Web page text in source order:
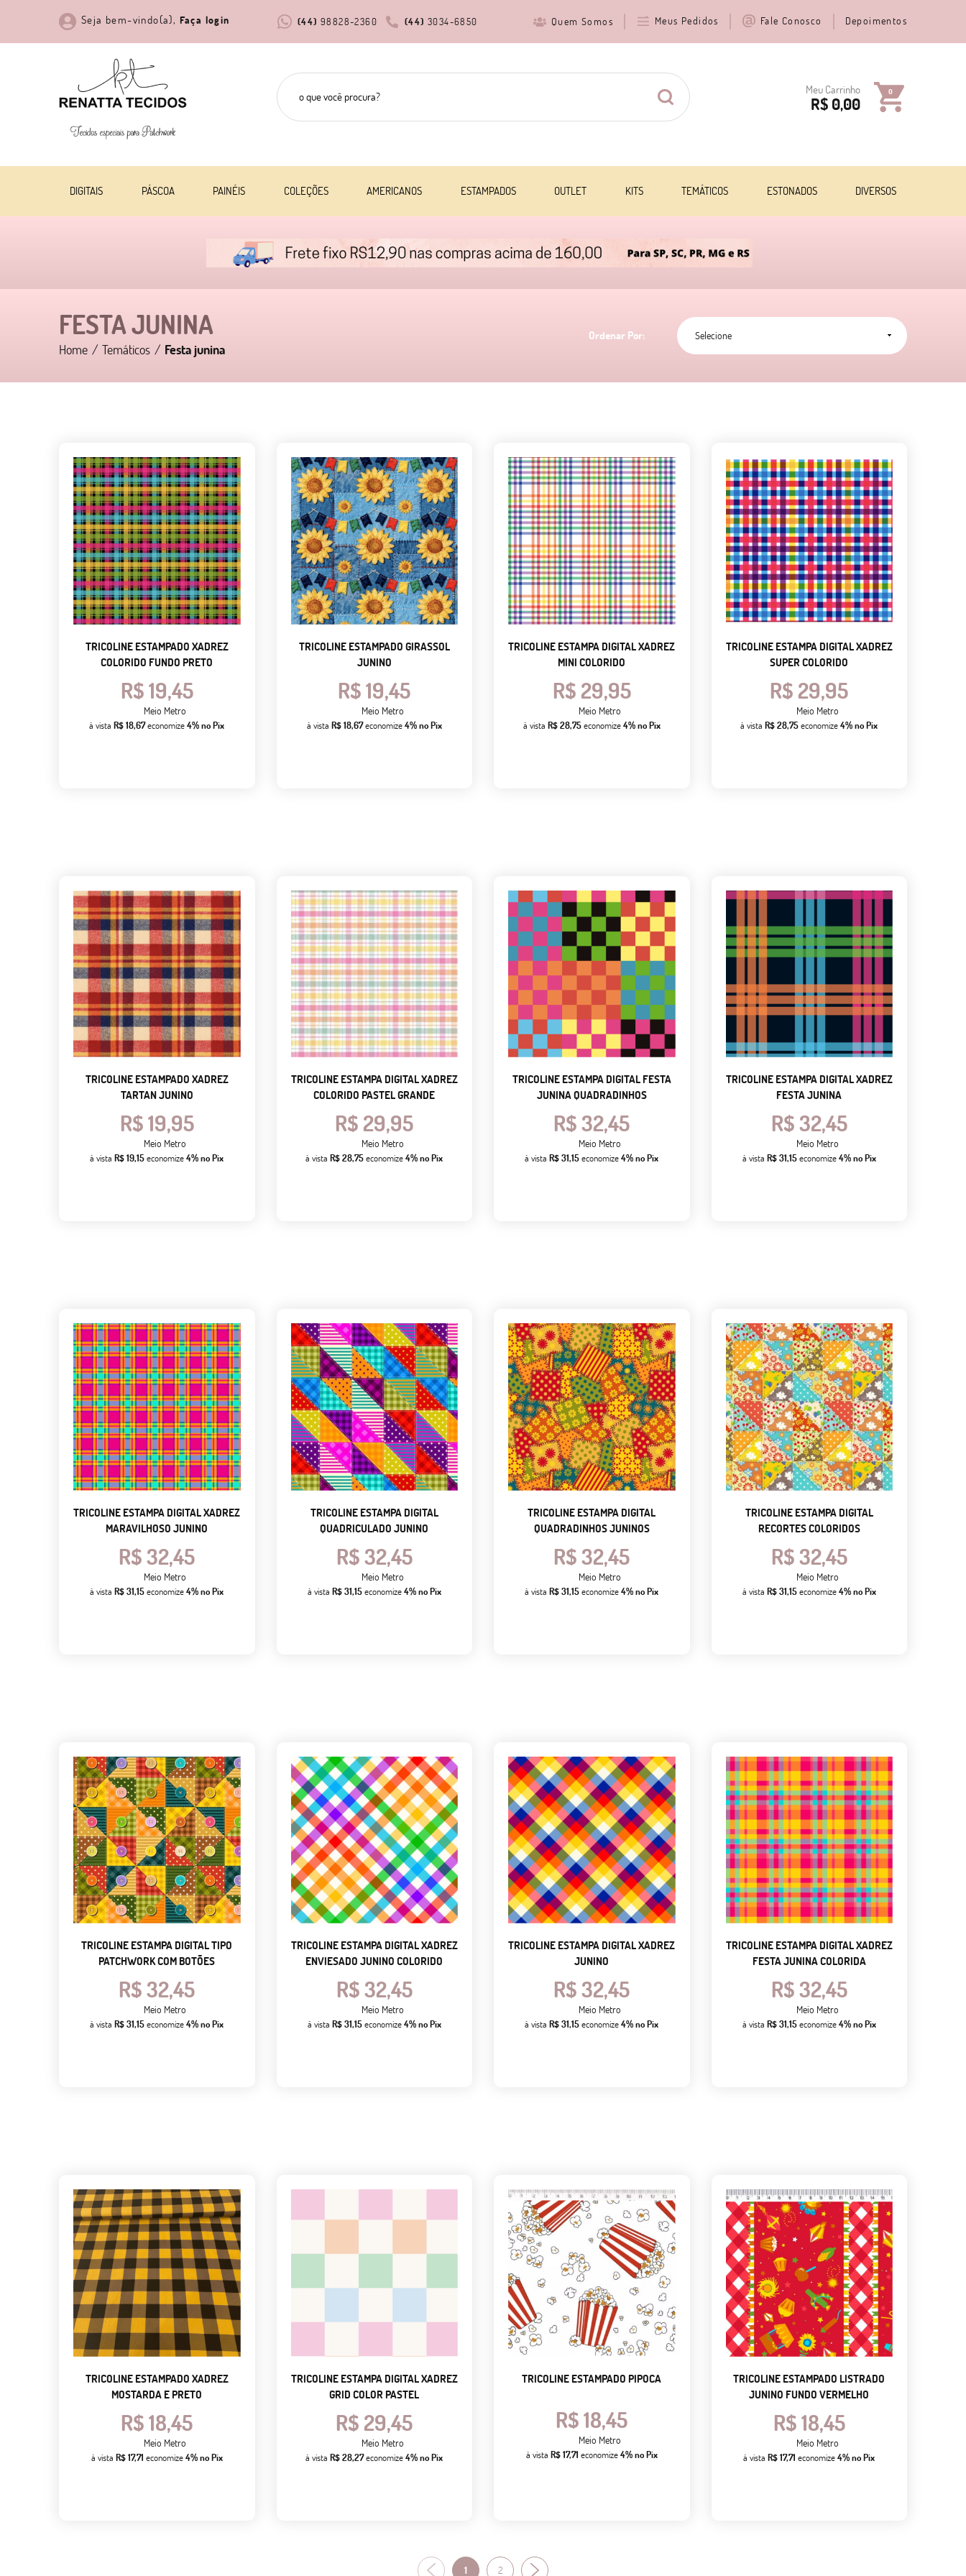
Seja bem-vindo(a), Faça login (44) 3034-6850
(44) 98828-2360 Quem Somos Meus Pedidos Fale Conosco Depoimentos
Meu Carrinho 0
R$ 0,00
DIGITAIS PÁSCOA PAINÉIS COLEÇÕES AMERICANOS ESTAMPADOS OUTLET KITS TEMÁTICOS ESTONADOS DIVERSOS
FESTA JUNINA
Home Temáticos Festa junina
Ordenar Por Selecione
TRICOLINE ESTAMPADO XADREZ
COLORIDO FUNDO PRETO
R$ 19,45
Meio Metro
à vistaR$ 18,67economize4% no Pix
TRICOLINE ESTAMPADO GIRASSOL
JUNINO
R$ 19,45
Meio Metro
à vista R$ 18,67economize4% no Pix
TRICOLINE ESTAMPA DIGITAL XADREZ
MINI COLORIDO
R$ 29,95
Meio Metro
à vista R$ 28,75economize4% no Pix
TRICOLINE ESTAMPA DIGITAL XADREZ
SUPER COLORIDO
R$ 29,95
Meio Metro
à vistaR$ 28,75economize4% no Pix
TRICOLINE ESTAMPADO XADREZ
TARTAN JUNINO
R$ 19,95
Meio Metro
à vistaR$ 19,15economize4% no Pix
TRICOLINE ESTAMPA DIGITAL XADREZ
COLORIDO PASTEL GRANDE
R$ 29,95
Meio Metro
à vistaR$ 28,75economize4% no Pix
TRICOLINE ESTAMPA DIGITAL FESTA
JUNINA QUADRADINHOS
R$ 32,45
Meio Metro
à vistaR$ 31,15economize4% no Pix
TRICOLINE ESTAMPA DIGITAL XADREZ
FESTA JUNINA
R$ 32,45
Meio Metro
à vista R$ 31,15economize4% no Pix
TRICOLINE ESTAMPA DIGITAL XADREZ
MARAVILHOSO JUNINO
R$ 32,45
Meio Metro
à vistaR$ 31,15economize4% no Pix
TRICOLINE ESTAMPA DIGITAL
QUADRICULADO JUNINO
R$ 32,45
Meio Metro
à vista R$ 31,15economize4% no Pix
TRICOLINE ESTAMPA DIGITAL
QUADRADINHOS JUNINOS
R$ 32,45
Meio Metro
à vistaR$ 31,15economize4% no Pix
TRICOLINE ESTAMPA DIGITAL
RECORTES COLORIDOS
R$ 32,45
Meio Metro
à vista R$ 31,15economize4% no Pix
TRICOLINE ESTAMPA DIGITAL TIPO
PATCHWORK COM BOTÕES
R$ 32,45
Meio Metro
à vistaR$ 31,15economize4% no Pix
TRICOLINE ESTAMPA DIGITAL XADREZ
ENVIESADO JUNINO COLORIDO
R$ 32,45
Meio Metro
à vista R$ 31,15economize4% no Pix
TRICOLINE ESTAMPA DIGITAL XADREZ
JUNINO
R$ 32,45
Meio Metro
à vistaR$ 31,15economize4% no Pix
TRICOLINE ESTAMPA DIGITAL XADREZ
FESTA JUNINA COLORIDA
R$ 32,45
Meio Metro
à vista R$ 31,15economize4% no Pix
TRICOLINE ESTAMPADO XADREZ
MOSTARDA E PRETO
R$ 18,45
Meio Metro
à vista R$ 17,71 economize4% no Pix
TRICOLINE ESTAMPA DIGITAL XADREZ
GRID COLOR PASTEL
R$ 29,45
Meio Metro
à vistaR$ 28,27economize4% no Pix
TRICOLINE ESTAMPADO PIPOCA
R$ 18,45
Meio Metro
à vista R$ 17,71 economize4% no Pix
TRICOLINE ESTAMPADO LISTRADO
JUNINO FUNDO VERMELHO
R$ 18,45
Meio Metro
à vistaR$ 17,71 economize4% no Pix
1 2